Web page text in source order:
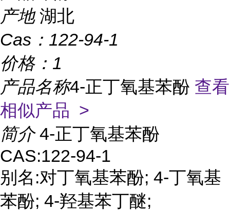
产地 湖北
Cas： 122-94-1
价格： 1
产品名称4-正丁氧基苯酚 查看
相似产品 >
简介 4-正丁氧基苯酚
CAS:122-94-1
别名:对丁氧基苯酚; 4-丁氧基
苯酚; 4-羟基苯丁醚;